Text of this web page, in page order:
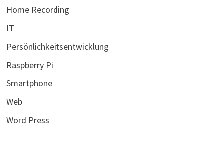
Home Recording
IT
Persönlichkeitsentwicklung
Raspberry Pi
Smartphone
Web
Word Press